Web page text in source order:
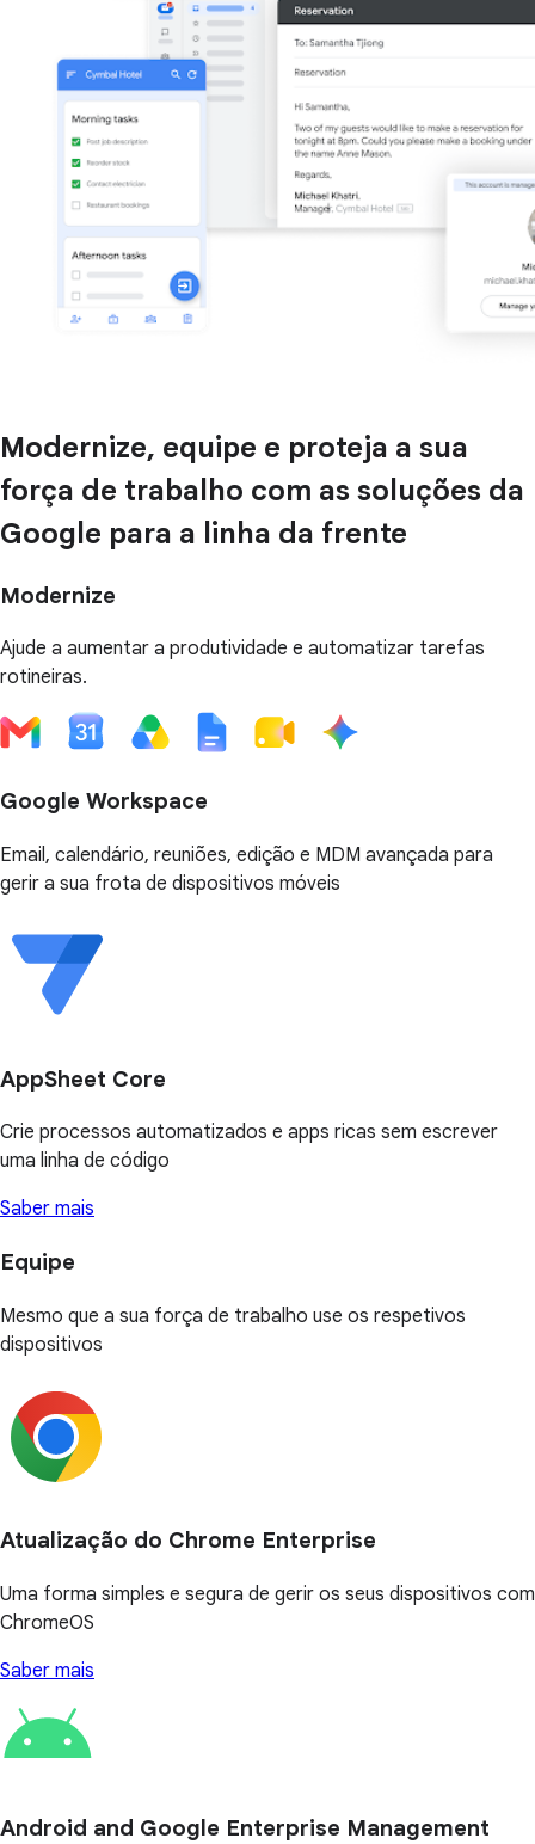
Modernize, equipe e proteja a sua
força de trabalho com as soluções da
Google para a linha da frente
Modernize
Ajude a aumentar a produtividade e automatizar tarefas
rotineiras.
Google Workspace
Email, calendário, reuniões, edição e MDM avançada para
gerir a sua frota de dispositivos móveis
AppSheet Core
Crie processos automatizados e apps ricas sem escrever
uma linha de código
Saber mais
Equipe
Mesmo que a sua força de trabalho use os respetivos
dispositivos
Atualização do Chrome Enterprise
Uma forma simples e segura de gerir os seus dispositivos com
ChromeOS
Saber mais
Android and Google Enterprise Management